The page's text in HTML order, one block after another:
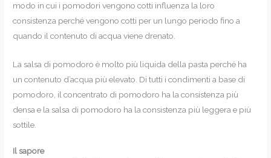
modo in cui i pomodori vengono cotti influenza la loro
consistenza perché vengono cotti per un lungo periodo fino a
quando il contenuto di acqua viene drenato.
La salsa di pomodoro è molto più liquida della pasta perché ha
un contenuto d’acqua più elevato. Di tutti i condimenti a base di
pomodoro, il concentrato di pomodoro ha la consistenza più
densa e la salsa di pomodoro ha la consistenza più leggera e più
sottile.
Il sapore